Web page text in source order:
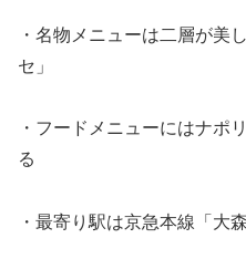
・名物メニューは二層が美
セ」
・フードメニューにはナポ
る
・最寄り駅は京急本線「大